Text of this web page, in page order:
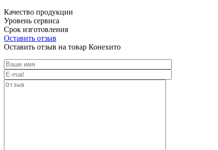
Качество продукции
Уровень сервиса
Срок изготовления
Оставить отзыв
Оставить отзыв на товар Конехито